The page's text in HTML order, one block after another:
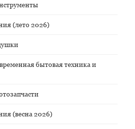
(лето 2026)
бытовая техника и
(весна 2026)